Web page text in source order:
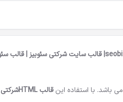
می باشد. با استفاده اینقالب HTML شرکتی